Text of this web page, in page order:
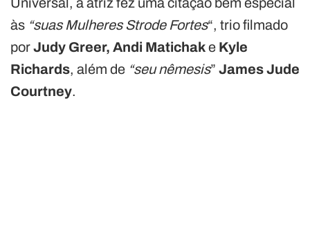
às “suas Mulheres Strode Fortes“, trio filmado
porJudy Greer, Andi Matichake Kyle
Richards, além de “seu nêmesis” James Jude
Courtney.